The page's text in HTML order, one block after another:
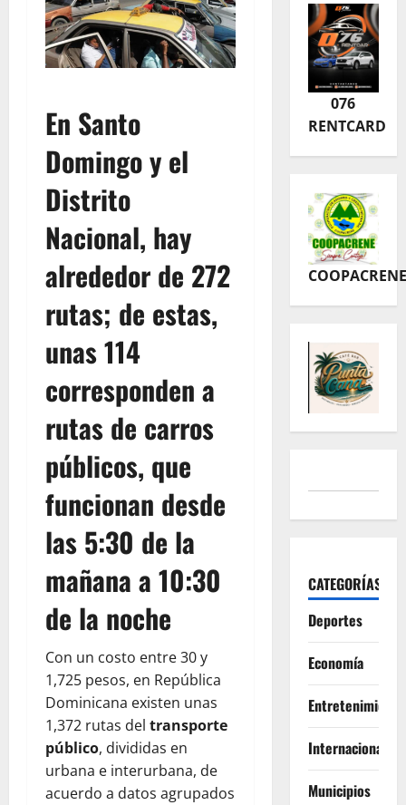
En Santo
Domingo y el
Distrito
Nacional, hay
alrededor de 272
rutas; de estas,
unas 114
corresponden a
rutas de carros
públicos, que
funcionan desde
las 5:30 de la
mañana a 10:30
de la noche
Con un costo entre 30 y
1,725 pesos, en República
Dominicana existen unas
1,372 rutas del transporte
público, divididas en
urbana e interurbana, de
acuerdo a datos agrupados
076
RENTCARD
COOPACRENE
CATEGORÍAS
Deportes
Economía
Entretenimiento
Internacionales
Municipios